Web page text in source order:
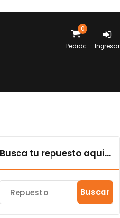
0
Pedido Ingresar
Busca tu repuesto aquí...
Buscar